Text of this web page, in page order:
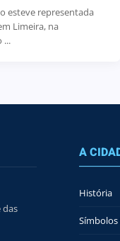
esteve representada
Limeira, na
...
das
A
História